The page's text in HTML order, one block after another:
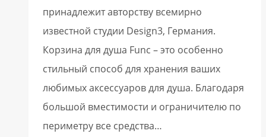
принадлежит авторству всемирно
известной студии Design3, Германия.
Корзина для душа Func – это особенно
стильный способ для хранения ваших
любимых аксессуаров для душа. Благодаря
большой вместимости и ограничителю по
периметру все средства…